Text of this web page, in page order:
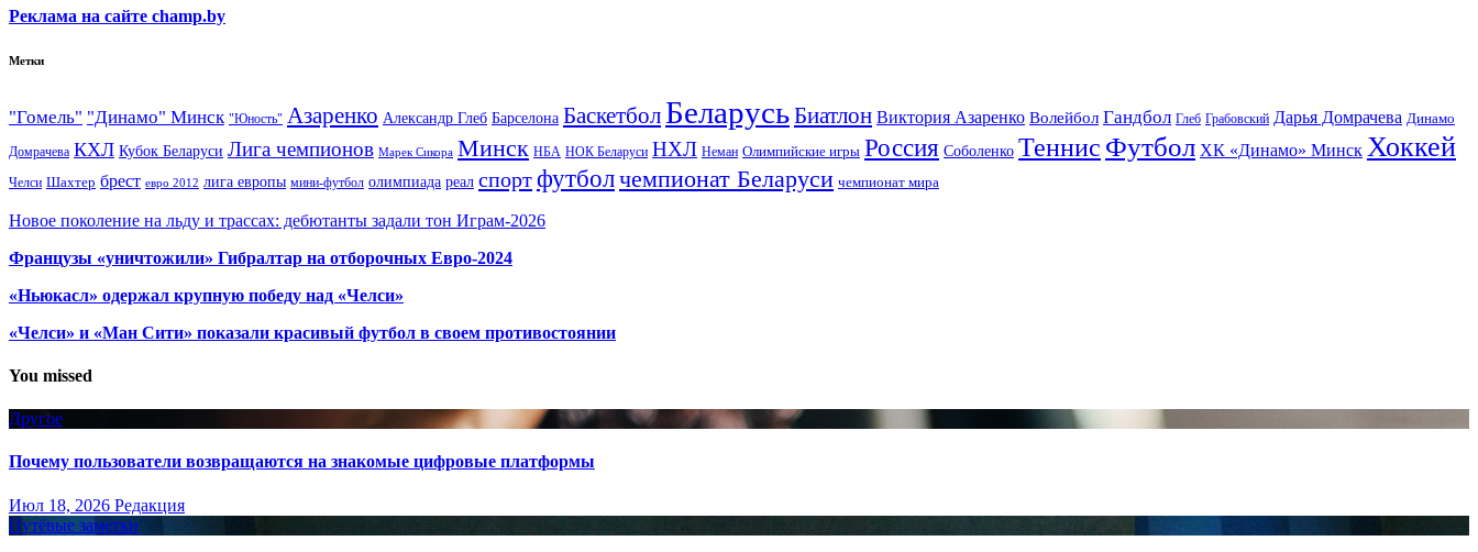
Реклама на сайте champ.by
Метки
"Гомель" "Динамо" Минск "Юность" Азаренко Александр Глеб Барселона Баскетбол БеларусьБиатлон Виктория Азаренко Волейбол Гандбол Глеб Грабовский Дарья Домрачева Динамо
Домрачева КХЛ Кубок Беларуси Лига чемпионов Марек Сикора Минск НБА НОК Беларуси НХЛ Неман Олимпийские игры Россия Соболенко Теннис Футбол ХК «Динамо» Минск Хоккей
Челси Шахтер брест евро 2012 лига европы мини-футбол олимпиада реал спортфутболчемпионат Беларуси чемпионат мира
Новое поколение на льду и трассах: дебютанты задали тон Играм-2026
Французы «уничтожили» Гибралтар на отборочных Евро-2024
«Ньюкасл» одержал крупную победу над «Челси»
«Челси» и «Ман Сити» показали красивый футбол в своем противостоянии
You missed
Другое
Почему пользователи возвращаются на знакомые цифровые платформы
Июл 18, 2026 Редакция
Путёвые заметки